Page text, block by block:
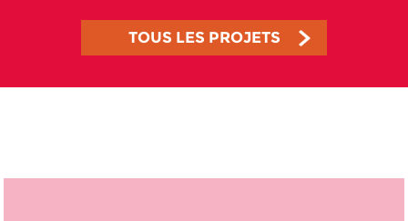
TOUS LES PROJETS